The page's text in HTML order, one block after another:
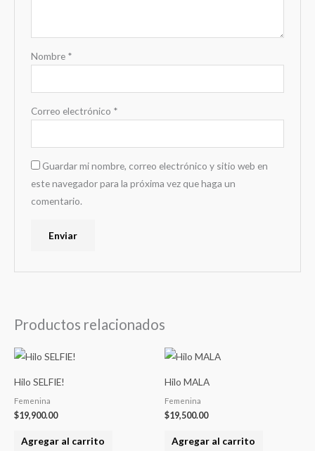
Nombre *
Correo electrónico *
Guardar mi nombre, correo electrónico y sitio web en
este navegador para la próxima vez que haga un
comentario.
Productos relacionados
Hilo SELFIE!
Femenina
$19,900.00
Agregar al carrito
Hilo MALA
Femenina
$19,500.00
Agregar al carrito